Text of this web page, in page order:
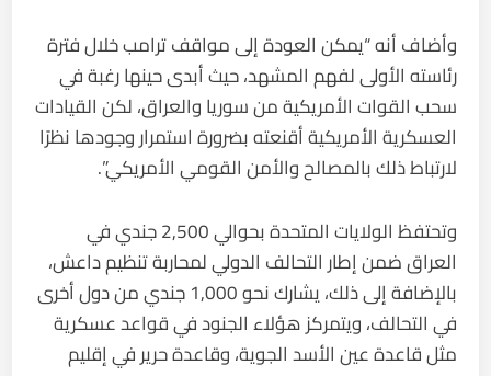
وأضاف أنه “يمكن العودة إلى مواقف ترامب خلال فترة
رئاسته الأولى لفهم المشهد، حيث أبدى حينها رغبة في
سحب القوات الأمريكية من سوريا والعراق، لكن القيادات
العسكرية الأمريكية أقنعته بضرورة استمرار وجودها نظرًا
لارتباط ذلك بالمصالح والأمن القومي الأمريكي”.
وتحتفظ الولايات المتحدة بحوالي 2,500 جندي في
العراق ضمن إطار التحالف الدولي لمحاربة تنظيم داعش،
بالإضافة إلى ذلك، يشارك نحو 1,000 جندي من دول أخرى
في التحالف، ويتمركز هؤلاء الجنود في قواعد عسكرية
مثل قاعدة عين الأسد الجوية، وقاعدة حرير في إقليم